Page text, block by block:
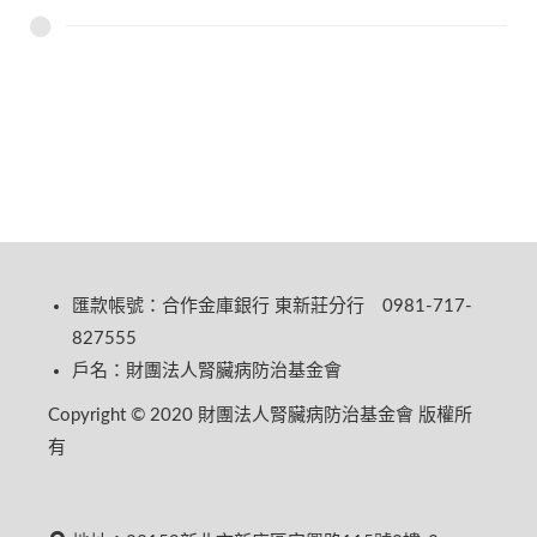
匯款帳號：合作金庫銀行 東新莊分行 0981-717-
827555
戶名：財團法人腎臟病防治基金會
Copyright © 2020 財團法人腎臟病防治基金會 版權所
有